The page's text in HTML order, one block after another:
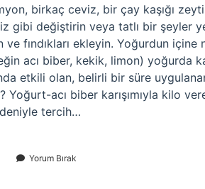
birkaç ceviz, bir çay kaşığı
gibi değiştirin veya tatlı bir şeyler
ve fındıkları ekleyin. Yoğurdun
acı biber, kekik, limon) yoğurda
etkili olan, belirli bir süre
Yoğurt-acı biber karışımıyla kilo
tercih…
Yorum Bırak